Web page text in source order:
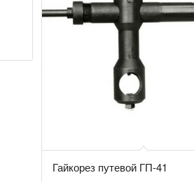
Гайкорез путевой ГП-41